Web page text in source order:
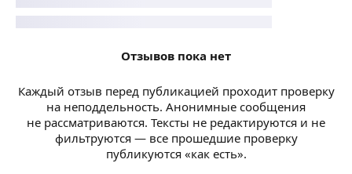
Отзывов пока нет
Каждый отзыв перед публикацией проходит проверку
на неподдельность. Анонимные сообщения
не рассматриваются. Тексты не редактируются и не
фильтруются — все прошедшие проверку
публикуются «как есть».